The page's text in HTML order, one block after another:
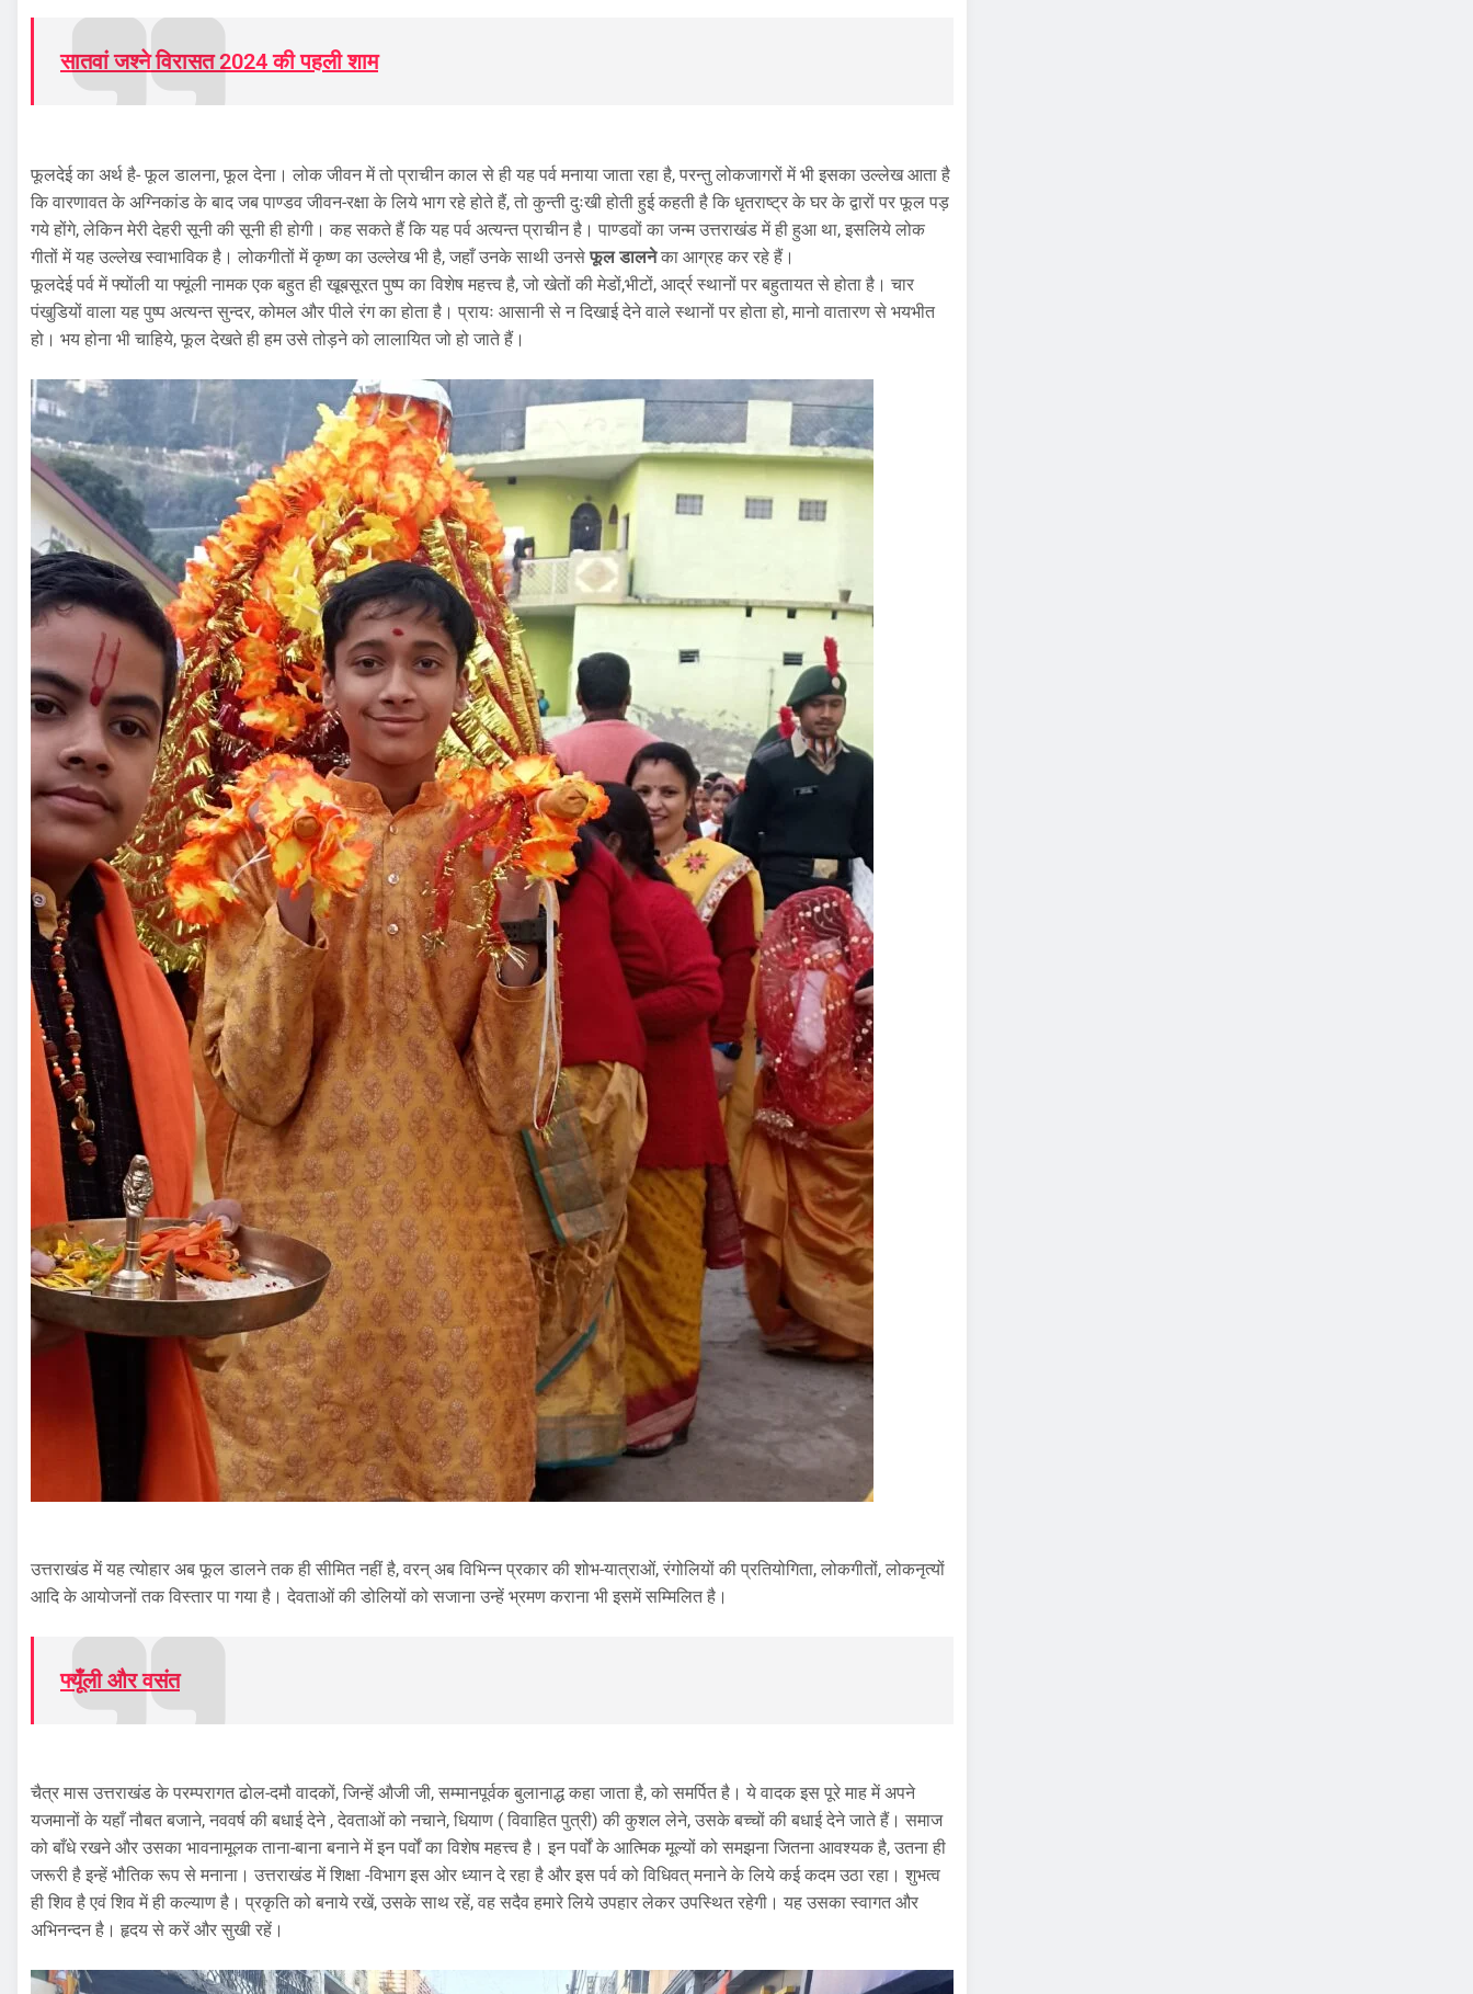
सातवां जश्ने विरासत 2024 की पहली शाम
फूलदेई का अर्थ है- फूल डालना, फूल देना। लोक जीवन में तो प्राचीन काल से ही यह पर्व मनाया जाता रहा है, परन्तु लोकजागरों में भी इसका उल्लेख आता है
कि वारणावत के अग्निकांड के बाद जब पाण्डव जीवन-रक्षा के लिये भाग रहे होते हैं, तो कुन्ती दुःखी होती हुई कहती है कि धृतराष्ट्र के घर के द्वारों पर फूल पड़
गये होंगे, लेकिन मेरी देहरी सूनी की सूनी ही होगी। कह सकते हैं कि यह पर्व अत्यन्त प्राचीन है। पाण्डवों का जन्म उत्तराखंड में ही हुआ था, इसलिये लोक
गीतों में यह उल्लेख स्वाभाविक है। लोकगीतों में कृष्ण का उल्लेख भी है, जहाँ उनके साथी उनसेफूल डालनेका आग्रह कर रहे हैं।
फूलदेई पर्व में फ्योंली या फ्यूंली नामक एक बहुत ही खूबसूरत पुष्प का विशेष महत्त्व है, जो खेतों की मेडों,भीटों, आर्द्र स्थानों पर बहुतायत से होता है। चार
पंखुडियों वाला यह पुष्प अत्यन्त सुन्दर, कोमल और पीले रंग का होता है। प्रायः आसानी से न दिखाई देने वाले स्थानों पर होता हो, मानो वातारण से भयभीत
हो। भय होना भी चाहिये, फूल देखते ही हम उसे तोड़ने को लालायित जो हो जाते हैं।
उत्तराखंड में यह त्योहार अब फूल डालने तक ही सीमित नहीं है, वरन् अब विभिन्न प्रकार की शोभ-यात्राओं, रंगोलियों की प्रतियोगिता, लोकगीतों, लोकनृत्यों
आदि के आयोजनों तक विस्तार पा गया है। देवताओं की डोलियों को सजाना उन्हें भ्रमण कराना भी इसमें सम्मिलित है।
फ्यूँली और वसंत
चैत्र मास उत्तराखंड के परम्परागत ढोल-दमौ वादकों, जिन्हें औजी जी, सम्मानपूर्वक बुलानाद्ध कहा जाता है, को समर्पित है। ये वादक इस पूरे माह में अपने
यजमानों के यहाँ नौबत बजाने, नववर्ष की बधाई देने , देवताओं को नचाने, धियाण ( विवाहित पुत्री) की कुशल लेने, उसके बच्चों की बधाई देने जाते हैं। समाज
को बाँधे रखने और उसका भावनामूलक ताना-बाना बनाने में इन पर्वों का विशेष महत्त्व है। इन पर्वों के आत्मिक मूल्यों को समझना जितना आवश्यक है, उतना ही
जरूरी है इन्हें भौतिक रूप से मनाना। उत्तराखंड में शिक्षा -विभाग इस ओर ध्यान दे रहा है और इस पर्व को विधिवत् मनाने के लिये कई कदम उठा रहा। शुभत्व
ही शिव है एवं शिव में ही कल्याण है। प्रकृति को बनाये रखें, उसके साथ रहें, वह सदैव हमारे लिये उपहार लेकर उपस्थित रहेगी। यह उसका स्वागत और
अभिनन्दन है। हृदय से करें और सुखी रहें।